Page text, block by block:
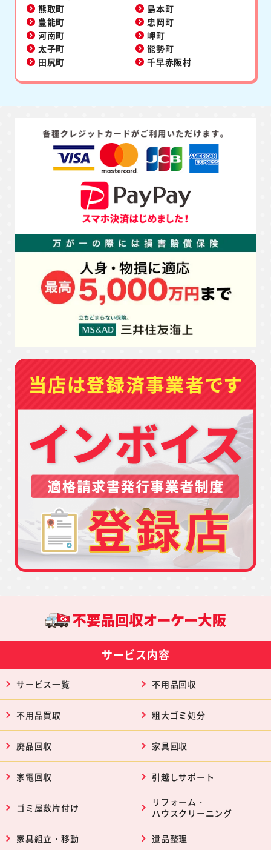
熊取町
島本町
豊能町
忠岡町
河南町
岬町
太子町
能勢町
田尻町
千早赤阪村
サービス内容
サービス一覧 不用品回収
不用品買取 粗大ゴミ処分
廃品回収 家具回収
家電回収 引越しサポート
ゴミ屋敷片付け
リフォーム・
ハウスクリーニング
家具組立・移動 遺品整理